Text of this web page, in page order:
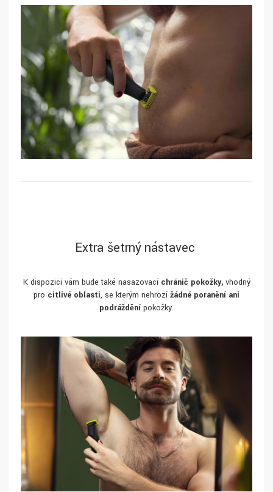
Extra šetrný nástavec
K dispozici vám bude také nasazovacíchránič pokožky,vhodný
pro citlivé oblasti, se kterým nehrozí žádné poranění ani
podráždění pokožky.